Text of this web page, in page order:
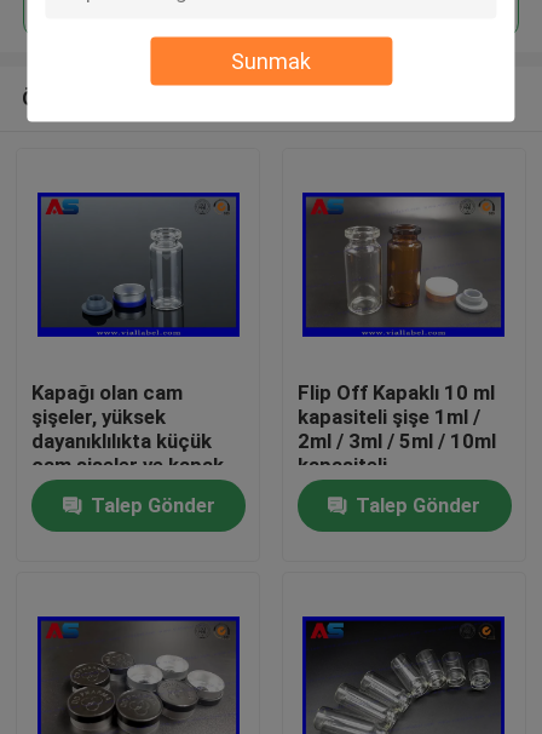
Sunmak
Ürünler
Hakkımızda
Önerilen Ürünler
Kapağı olan cam
şişeler, yüksek
dayanıklılıkta küçük
cam şişeler ve kapak
açılır
Talep Gönder
Flip Off Kapaklı 10 ml
kapasiteli şişe 1ml /
2ml / 3ml / 5ml / 10ml
kapasiteli
Talep Gönder